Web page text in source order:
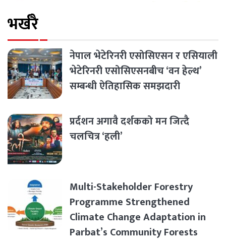
भर्खरै
नेपाल भेटेरिनरी एसोसिएसन र एसियाली
भेटेरिनरी एसोसिएसनबीच ‘वन हेल्थ’
सम्बन्धी ऐतिहासिक समझदारी
प्रर्दशन अगावै दर्शकको मन जित्दै
चलचित्र ‘हली’
Multi-Stakeholder Forestry
Programme Strengthened
Climate Change Adaptation in
Parbat’s Community Forests